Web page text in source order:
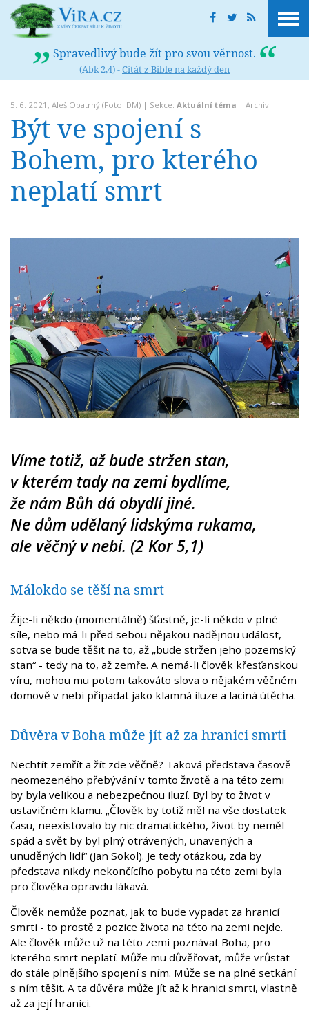
Spravedlivý bude žít pro svou věrnost.
(Abk 2,4) -Citát z Bible na každý den
5. 6. 2021, Aleš Opatrný (Foto: DM) | Sekce: Aktuální téma | Archiv
Být ve spojení s
Bohem, pro kterého
neplatí smrt
Víme totiž, až bude stržen stan,
v kterém tady na zemi bydlíme,
že nám Bůh dá obydlí jiné.
Ne dům udělaný lidskýma rukama,
ale věčný v nebi. (2 Kor 5,1)
Málokdo se těší na smrt
Žije-li někdo (momentálně) šťastně, je-li někdo v plné
síle, nebo má-li před sebou nějakou nadějnou událost,
sotva se bude těšit na to, až „bude stržen jeho pozemský
stan“ - tedy na to, až zemře. A nemá-li člověk křesťanskou
víru, mohou mu potom takováto slova o nějakém věčném
domově v nebi připadat jako klamná iluze a laciná útěcha.
Důvěra v Boha může jít až za hranici smrti
Nechtít zemřít a žít zde věčně? Taková představa časově
neomezeného přebývání v tomto životě a na této zemi
by byla velikou a nebezpečnou iluzí. Byl by to život v
ustavičném klamu. „Člověk by totiž měl na vše dostatek
času, neexistovalo by nic dramatického, život by neměl
spád a svět by byl plný otrávených, unavených a
unuděných lidí“ (Jan Sokol). Je tedy otázkou, zda by
představa nikdy nekončícího pobytu na této zemi byla
pro člověka opravdu lákavá.
Člověk nemůže poznat, jak to bude vypadat za hranicí
smrti - to prostě z pozice života na této na zemi nejde.
Ale člověk může už na této zemi poznávat Boha, pro
kterého smrt neplatí. Může mu důvěřovat, může vrůstat
do stále plnějšího spojení s ním. Může se na plné setkání
s ním těšit. A ta důvěra může jít až k hranici smrti, vlastně
až za její hranici.